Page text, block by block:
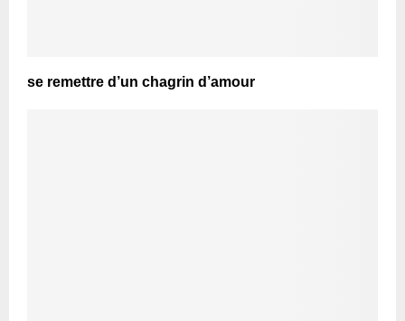
se remettre d’un chagrin d’amour